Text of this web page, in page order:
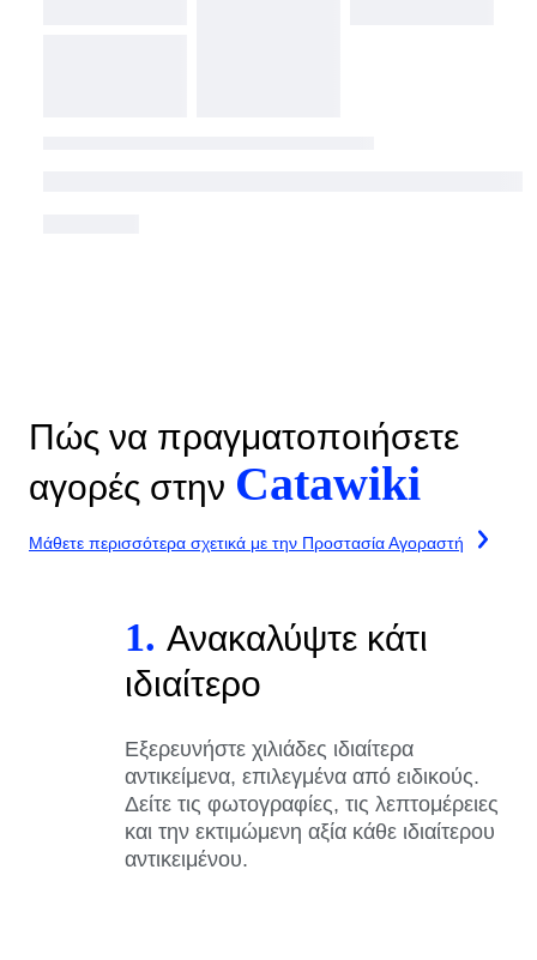
Πώς να πραγματοποιήσετε
αγορές στην Catawiki
Μάθετε περισσότερα σχετικά με την Προστασία Αγοραστή
1. Ανακαλύψτε κάτι
ιδιαίτερο
Εξερευνήστε χιλιάδες ιδιαίτερα
αντικείμενα, επιλεγμένα από ειδικούς.
Δείτε τις φωτογραφίες, τις λεπτομέρειες
και την εκτιμώμενη αξία κάθε ιδιαίτερου
αντικειμένου.